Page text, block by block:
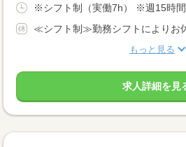
※シフト制（実働7h） ※週15時
≪シフト制≫勤務シフトによりお
もっと見る
求人詳細を見